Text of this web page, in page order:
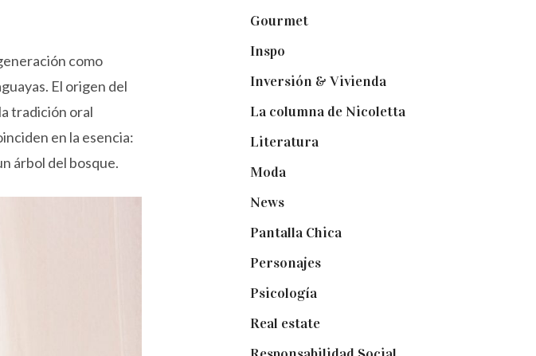
como
El origen del
tradición oral
en la esencia:
árbol del bosque.
Gourmet(102)
Inspo
Inversión & Vivienda(5)
La columna de Nicoletta(5)
Literatura(1)
Moda(84)
News(24)
Pantalla Chica(22)
Personajes(9)
Psicología(60)
Real estate(7)